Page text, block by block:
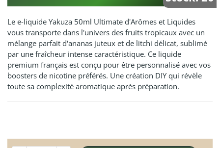
Le e-liquide Yakuza 50ml Ultimate d'Arômes et Liquides
vous transporte dans l'univers des fruits tropicaux avec un
mélange parfait d'ananas juteux et de litchi délicat, sublimé
par une fraîcheur intense caractéristique. Ce liquide
premium français est conçu pour être personnalisé avec vos
boosters de nicotine préférés. Une création DIY qui révèle
toute sa complexité aromatique après préparation.